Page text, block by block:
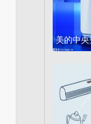
美的中